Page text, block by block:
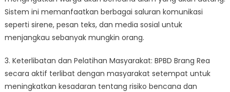
Sistem ini memanfaatkan berbagai saluran komunikasi
seperti sirene, pesan teks, dan media sosial untuk
menjangkau sebanyak mungkin orang.
3. Keterlibatan dan Pelatihan Masyarakat: BPBD Brang Rea
secara aktif terlibat dengan masyarakat setempat untuk
meningkatkan kesadaran tentang risiko bencana dan